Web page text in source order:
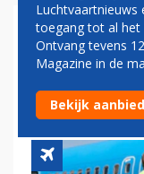
BONDEN
Luchtvaartnieuws
toegang tot al het
Ontvang tevens
Magazine in de
Bekijk